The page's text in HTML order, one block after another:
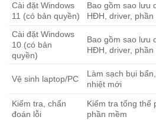
Cài đặt Windows
11 (có bản quyền)
Bao gồm sao lưu
HĐH, driver,
Cài đặt Windows
10 (có bản
quyền)
Bao gồm sao lưu
HĐH, driver,
Vệ sinh laptop/PC
Làm sạch bụi
nhiệt mới
Kiểm tra, chẩn
đoán lỗi
Kiểm tra tổng thể
phần mềm